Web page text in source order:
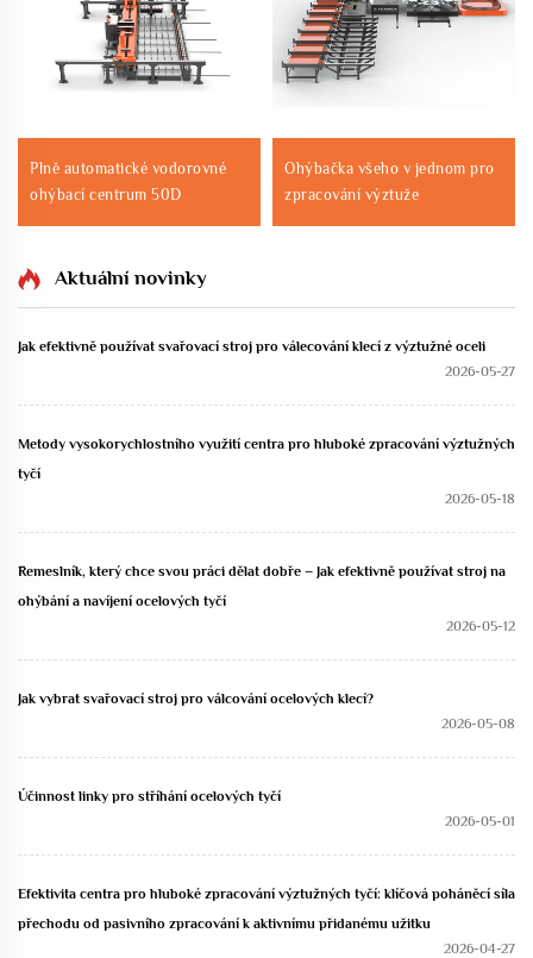
Plně automatické vodorovné
ohýbací centrum 50D
Ohýbačka všeho v jednom pro
zpracování výztuže
Aktuální novinky
Jak efektivně používat svařovací stroj pro válecování klecí z výztužné oceli
2026-05-27
Metody vysokorychlostního využití centra pro hluboké zpracování výztužných
tyčí
2026-05-18
Řemeslník, který chce svou práci dělat dobře – Jak efektivně používat stroj na
ohýbání a navíjení ocelových tyčí
2026-05-12
Jak vybrat svařovací stroj pro válcování ocelových klecí?
2026-05-08
Účinnost linky pro stříhání ocelových tyčí
2026-05-01
Efektivita centra pro hluboké zpracování výztužných tyčí: klíčová poháněcí síla
přechodu od pasivního zpracování k aktivnímu přidanému užitku
2026-04-27